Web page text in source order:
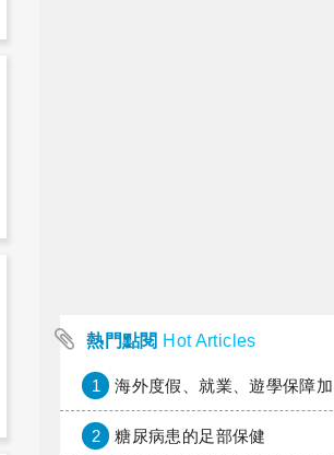
熱門點閱 Hot Articles
1 海外度假、就業、遊學保障加倍，富邦產險「一期逐夢」專案加碼遠距醫療與緊急救援
2 糖尿病患的足部保健